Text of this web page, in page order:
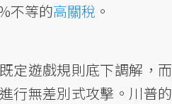
不等的高關稅 。
定遊戲規則底下調解，而
行無差別式攻擊。川普的